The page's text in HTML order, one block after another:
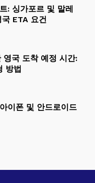
: 싱가포르 및 말레
ETA 요건
영국 도착 예정 시간:
방법
이폰 및 안드로이드